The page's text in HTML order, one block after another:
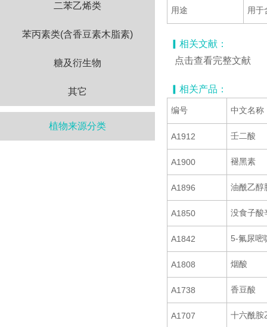
二苯乙烯类
苯丙素类(含香豆素木脂素)
糖及衍生物
其它
植物来源分类
用途 用于
▎相关文献：
点击查看完整文献
▎相关产品：
编号 中文名称
A1912 壬二酸
A1900 褪黑素
A1896 油酰乙醇
A1850 没食子酸
A1842 5-氟尿嘧
A1808 烟酸
A1738 香豆酸
A1707 十六酰胺